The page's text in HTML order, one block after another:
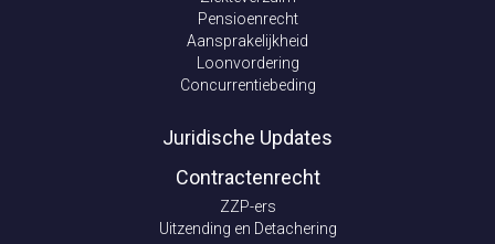
Pensioenrecht
Aansprakelijkheid
Loonvordering
Concurrentiebeding
Juridische Updates
Contractenrecht
ZZP-ers
Uitzending en Detachering